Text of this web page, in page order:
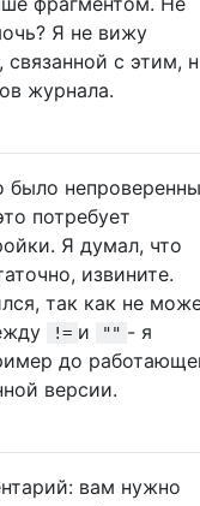
Я не вижу
с этим,
журнала.
было
потребует
Я думал, что
извините.
так как не
!= и "" - я
до
версии.
вам нужно